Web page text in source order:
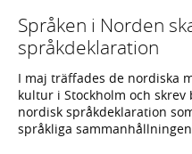
Språken i Norden
språkdeklaration
I maj träffades de nordiska
kultur i Stockholm och
nordisk språkdeklaration
språkliga